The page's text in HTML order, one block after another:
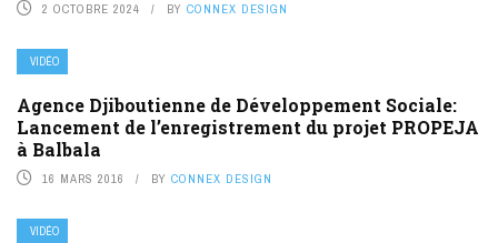
2 OCTOBRE 2024 BY CONNEX DESIGN
VIDÉO
Agence Djiboutienne de Développement Sociale:
Lancement de l’enregistrement du projet PROPEJA
à Balbala
16 MARS 2016 BY CONNEX DESIGN
VIDÉO